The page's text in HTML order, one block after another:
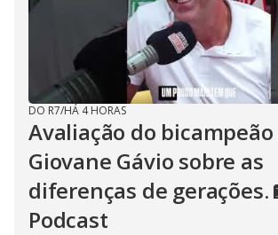
DO R7/HÁ 4 HORAS
Avaliação do
Giovane Gávio sobre as
diferenças de gerações.
Podcast